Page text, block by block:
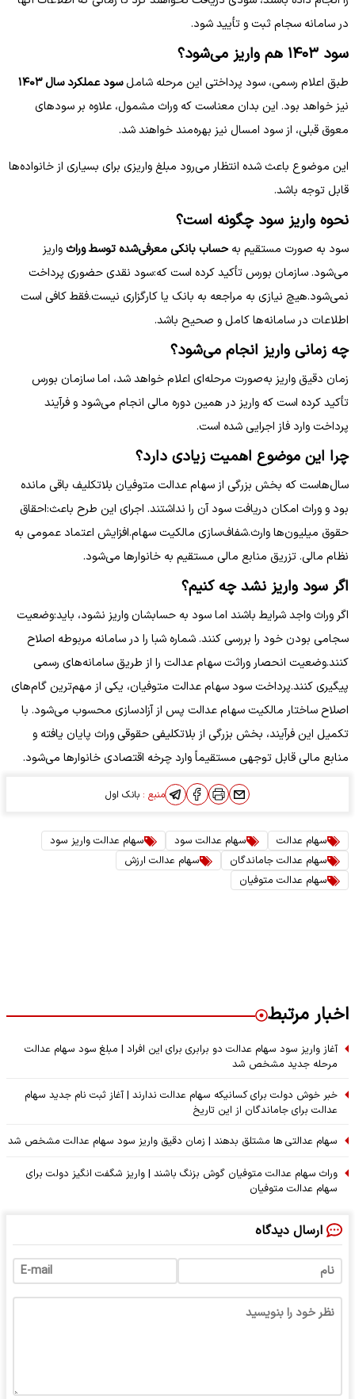
در سامانه سجام ثبت و تأیید شود.
سود ۱۴۰۳ هم واریز می‌شود؟
طبق اعلام رسمی، سود پرداختی این مرحله شاملسود عملکرد سال ۱۴۰۳
نیز خواهد بود. این بدان معناست که وراث مشمول، علاوه بر سودهای
معوق قبلی، از سود امسال نیز بهره‌مند خواهند شد.
این موضوع باعث شده انتظار می‌رود مبلغ واریزی برای بسیاری از خانواده‌ها
قابل توجه باشد.
نحوه واریز سود چگونه است؟
سود به صورت مستقیم بهحساب بانکی معرفی‌شده توسط وراثواریز
می‌شود. سازمان بورس تأکید کرده است که:سود نقدی حضوری پرداخت
نمی‌شود.هیچ نیازی به مراجعه به بانک یا کارگزاری نیست.فقط کافی است
اطلاعات در سامانه‌ها کامل و صحیح باشد.
چه زمانی واریز انجام می‌شود؟
زمان دقیق واریز به‌صورت مرحله‌ای اعلام خواهد شد، اما سازمان بورس
تأکید کرده است که واریز در همین دوره مالی انجام می‌شود و فرآیند
پرداخت وارد فاز اجرایی شده است.
چرا این موضوع اهمیت زیادی دارد؟
سال‌هاست که بخش بزرگی از سهام عدالت متوفیان بلاتکلیف باقی مانده
بود و وراث امکان دریافت سود آن را نداشتند. اجرای این طرح باعث:احقاق
حقوق میلیون‌ها وارث.شفاف‌سازی مالکیت سهام.افزایش اعتماد عمومی به
نظام مالی. تزریق منابع مالی مستقیم به خانوارها می‌شود.
اگر سود واریز نشد چه کنیم؟
اگر وراث واجد شرایط باشند اما سود به حسابشان واریز نشود، باید:وضعیت
سجامی بودن خود را بررسی کنند. شماره شبا را در سامانه مربوطه اصلاح
کنند.وضعیت انحصار وراثت سهام عدالت را از طریق سامانه‌های رسمی
پیگیری کنند.پرداخت سود سهام عدالت متوفیان، یکی از مهم‌ترین گام‌های
اصلاح ساختار مالکیت سهام عدالت پس از آزادسازی محسوب می‌شود. با
تکمیل این فرآیند، بخش بزرگی از بلاتکلیفی حقوقی وراث پایان یافته و
منابع مالی قابل توجهی مستقیماً وارد چرخه اقتصادی خانوارها می‌شود.
منبع : بانک اول
سهام عدالت سهام عدالت سود
سهام عدالت واریز سود
سهام عدالت جاماندگان
سهام عدالت ارزش
سهام عدالت متوفیان
اخبار مرتبط
آغاز واریز سود سهام عدالت دو برابری برای این افراد | مبلغ سود سهام عدالت
مرحله جدید مشخص شد
خبر خوش دولت برای کسانیکه سهام عدالت ندارند | آغاز ثبت نام جدید سهام
عدالت برای جاماندگان از این تاریخ
سهام عدالتی ها مشتلق بدهند | زمان دقیق واریز سود سهام عدالت مشخص شد
وراث سهام عدالت متوفیان گوش بزنگ باشند | واریز شگفت انگیز دولت برای
سهام عدالت متوفیان
ارسال دیدگاه